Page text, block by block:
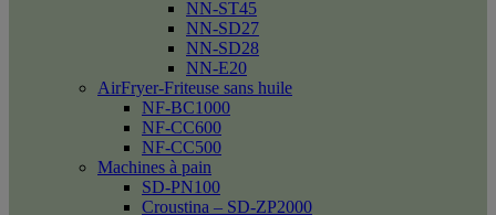
NN-ST45
NN-SD27
NN-SD28
NN-E20
AirFryer-Friteuse sans huile
NF-BC1000
NF-CC600
NF-CC500
Machines à pain
SD-PN100
Croustina – SD-ZP2000